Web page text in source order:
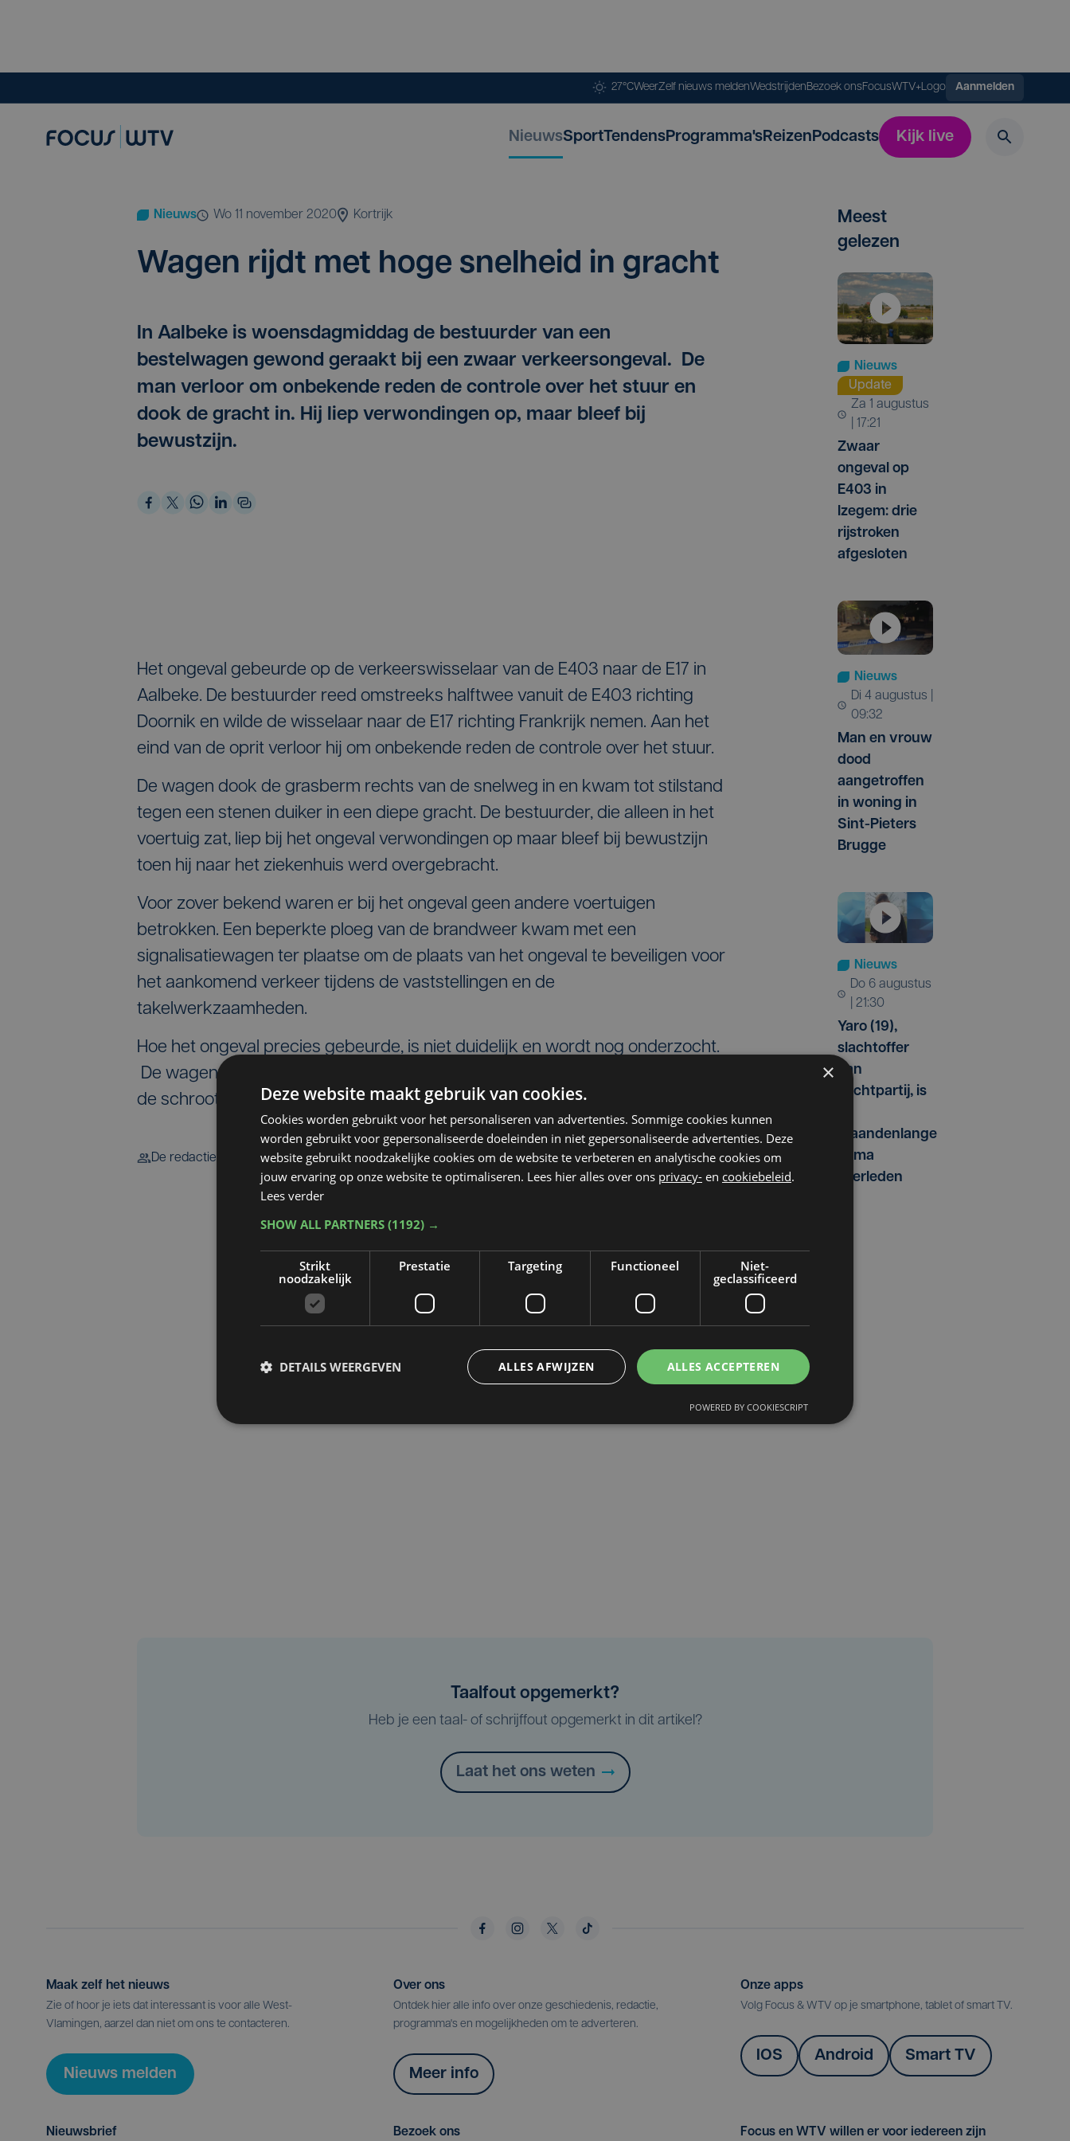
27°CWeerZelf nieuws meldenWedstrijdenBezoek onsFocusWTV+Logo Aanmelden
NieuwsSportTendensProgramma'sReizenPodcasts Kijk live
Nieuws wo 11 november 2020 Kortrijk
Wagen rijdt met hoge snel­heid in gracht
In Aalbeke is woensdagmiddag de bestuurder van een
bestelwagen gewond geraakt bij een zwaar verkeersongeval. De
man verloor om onbekende reden de controle over het stuur en
dook de gracht in. Hij liep verwondingen op, maar bleef bij
bewustzijn.
Het ongeval gebeurde op de verkeerswisselaar van de E403 naar de E17 in
Aalbeke. De bestuurder reed omstreeks halftwee vanuit de E403 richting
Doornik en wilde de wisselaar naar de E17 richting Frankrijk nemen. Aan het
eind van de oprit verloor hij om onbekende reden de controle over het stuur.
De wagen dook de grasberm rechts van de snelweg in en kwam tot stilstand
tegen een stenen duiker in een diepe gracht. De bestuurder, die alleen in het
voertuig zat, liep bij het ongeval verwondingen op maar bleef bij bewustzijn
toen hij naar het ziekenhuis werd overgebracht.
Voor zover bekend waren er bij het ongeval geen andere voertuigen
betrokken. Een beperkte ploeg van de brandweer kwam met een
signalisatiewagen ter plaatse om de plaats van het ongeval te beveiligen voor
het aankomend verkeer tijdens de vaststellingen en de
takelwerkzaamheden.
Hoe het ongeval precies gebeurde, is niet duidelijk en wordt nog onderzocht.
De wagen raakte door de impact onherstelbaar beschadigd en is rijp voor
de schroot.
De redactie
Meest
gelezen
Nieuws
Update
za 1 augustus
| 17:21
Zwaar
ongeval op
E403 in
Izegem: drie
rijstroken
afgesloten
Nieuws
di 4 augustus |
09:32
Man en vrouw
dood
aangetroffen
in woning in
Sint-Pieters
Brugge
Nieuws
do 6 augustus
| 21:30
Yaro (19),
slachtoffer
van
vechtpartij, is
maandenlange
coma
overleden
Taalfout opgemerkt?
Heb je een taal- of schrijffout opgemerkt in dit artikel?
Laat het ons weten
Maak zelf het nieuws
Zie of hoor je iets dat interessant is voor alle West-
Vlamingen, aarzel dan niet om ons te contacteren.
Nieuws melden
Over ons
Ontdek hier alle info over onze geschiedenis, redactie,
programma's en mogelijkheden om te adverteren.
Meer info
Onze apps
Volg Focus & WTV op je smartphone, tablet of smart TV.
IOS Android Smart TV
Nieuwsbrief Bezoek ons Focus en WTV willen er voor iedereen zijn
×
Deze website maakt gebruik van cookies.
Cookies worden gebruikt voor het personaliseren van advertenties. Sommige cookies kunnen
worden gebruikt voor gepersonaliseerde doeleinden in niet gepersonaliseerde advertenties. Deze
website gebruikt noodzakelijke cookies om de website te verbeteren en analytische cookies om
jouw ervaring op onze website te optimaliseren. Lees hier alles over ons privacy- en cookiebeleid.
Lees verder
SHOW ALL PARTNERS (1192) →
Strikt
noodzakelijk
Prestatie Targeting Functioneel
Niet-
geclassificeerd
ALLES ACCEPTEREN
ALLES AFWIJZEN
DETAILS WEERGEVEN
POWERED BY COOKIESCRIPT